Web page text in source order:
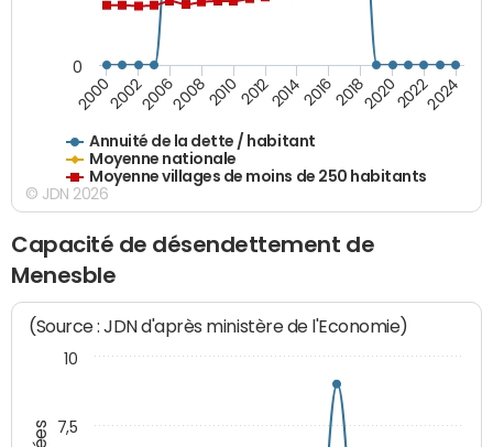
Annuité de la dette / habitant
Moyenne nationale
Moyenne villages de moins de 250 habitants
200020022006200820102012201420162018202020222024
0
© JDN 2026
Capacité de désendettement de
Menesble
(Source : JDN d'après ministère de l'Economie)
7,5
10